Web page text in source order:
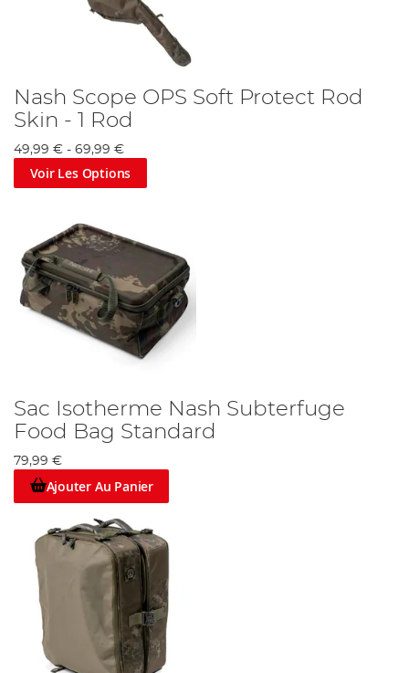
Nash Scope OPS Soft Protect Rod
Skin - 1 Rod
49,99 € - 69,99 €
Voir Les Options
Sac Isotherme Nash Subterfuge
Food Bag Standard
79,99 €
Ajouter Au Panier